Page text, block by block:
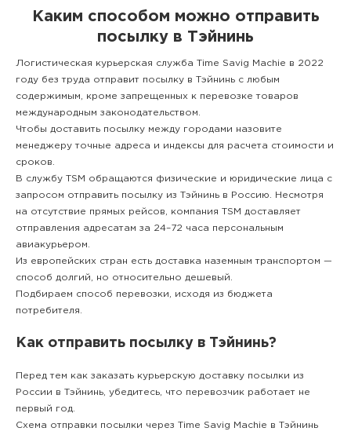
Каким способом можно отправить
посылку в Тэйнинь
Логистическая курьерская служба Time Savig Machie в 2022
году без труда отправит посылку в Тэйнинь с любым
содержимым, кроме запрещенных к перевозке товаров
международным законодательством.
Чтобы доставить посылку между городами назовите
менеджеру точные адреса и индексы для расчета стоимости и
сроков.
В службу TSM обращаются физические и юридические лица с
запросом отправить посылку из Тэйнинь в Россию. Несмотря
на отсутствие прямых рейсов, компания TSM доставляет
отправления адресатам за 24–72 часа персональным
авиакурьером.
Из европейских стран есть доставка наземным транспортом —
способ долгий, но относительно дешевый.
Подбираем способ перевозки, исходя из бюджета
потребителя.
Как отправить посылку в Тэйнинь?
Перед тем как заказать курьерскую доставку посылки из
России в Тэйнинь, убедитесь, что перевозчик работает не
первый год.
Схема отправки посылки через Time Savig Machie в Тэйнинь